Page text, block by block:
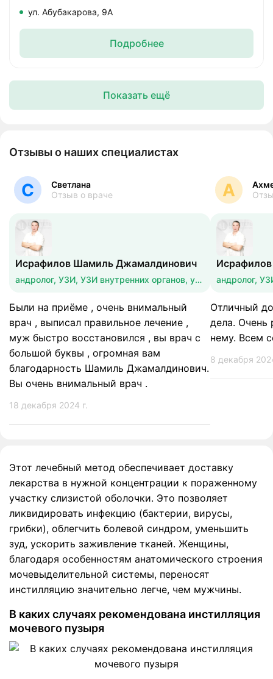
ул. Абубакарова, 9А
Подробнее
Показать ещё
Отзывы о наших специалистах
С
Светлана
Отзыв о враче
Исрафилов Шамиль Джамалдинович
андролог, УЗИ, УЗИ внутренних органов, уролог
Были на приёме , очень внимальный
врач , выписал правильное лечение ,
муж быстро восстановился , вы врач с
большой буквы , огромная вам
благодарность Шамиль Джамалдинович.
Вы очень внимальный врач .
18 декабря 2024 г.
А
Отличный
дела. Очень
нему. Всем
8 декабря
Этот лечебный метод обеспечивает доставку
лекарства в нужной концентрации к пораженному
участку слизистой оболочки. Это позволяет
ликвидировать инфекцию (бактерии, вирусы,
грибки), облегчить болевой синдром, уменьшить
зуд, ускорить заживление тканей. Женщины,
благодаря особенностям анатомического строения
мочевыделительной системы, переносят
инстилляцию значительно легче, чем мужчины.
В каких случаях рекомендована инстилляция
мочевого пузыря